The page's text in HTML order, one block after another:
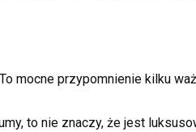
mocne przypomnienie kilku
to nie znaczy, że jest